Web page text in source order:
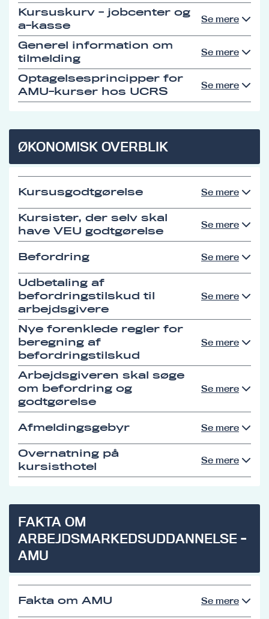
Kursuskurv - jobcenter og
a-kasse
Se mere
Generel information om
tilmelding
Se mere
Optagelsesprincipper for
AMU-kurser hos UCRS
Se mere
ØKONOMISK OVERBLIK
Kursusgodtgørelse Se mere
Kursister, der selv skal
have VEU godtgørelse
Se mere
Befordring Se mere
Udbetaling af
befordringstilskud til
arbejdsgivere
Se mere
Nye forenklede regler for
beregning af
befordringstilskud
Se mere
Arbejdsgiveren skal søge
om befordring og
godtgørelse
Se mere
Afmeldingsgebyr Se mere
Overnatning på
kursisthotel
Se mere
FAKTA OM
ARBEJDSMARKEDSUDDANNELSE -
AMU
Fakta om AMU Se mere